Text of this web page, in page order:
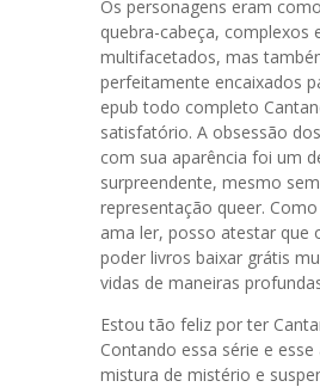
Os personagens eram
quebra-cabeça, complexos
multifacetados, mas
perfeitamente encaixados
epub todo completo
satisfatório. A obsessão
com sua aparência foi um
surpreendente, mesmo sem
representação queer.
ama ler, posso atestar que
poder livros baixar grátis
vidas de maneiras
Estou tão feliz por ter
Contando essa série e esse
mistura de mistério e